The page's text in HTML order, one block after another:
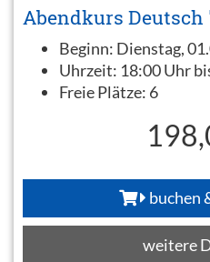
Abendkurs Deutsch
Beginn: Dienstag,
Uhrzeit: 18:00 Uhr
Freie Plätze: 6
buchen
weitere